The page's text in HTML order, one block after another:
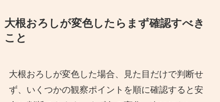
大根おろしが変色したらまず確認すべき
こと
大根おろしが変色した場合、見た目だけで判断せ
ず、いくつかの観察ポイントを順に確認すると安